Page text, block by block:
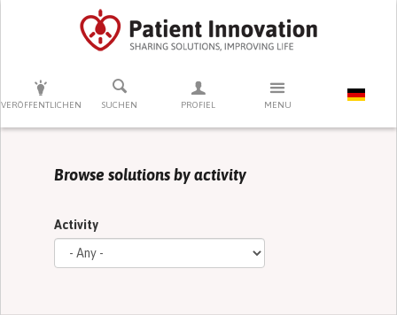
VERÖFFENTLICHEN SUCHEN PROFIEL MENU
DRÜCKEN SIE AUF ENTER UM DIE SUCHE ZU STARTEN
Browse solutions by activity
Activity